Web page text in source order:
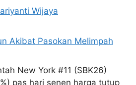
Wijaya
New York #11 (SBK26)
pas hari senen harga tutup